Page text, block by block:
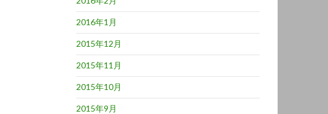
2016年1月
2015年12月
2015年11月
2015年10月
2015年9月